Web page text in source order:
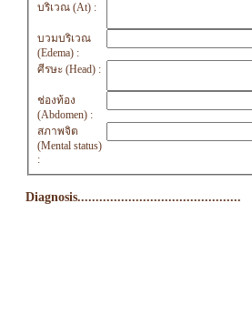
บริเวณ (At) :
บวมบริเวณ
(Edema) :
ศีรษะ (Head) :
ช่องท้อง
(Abdomen) :
สภาพจิต
(Mental status)
:
Diagnosis.............................................